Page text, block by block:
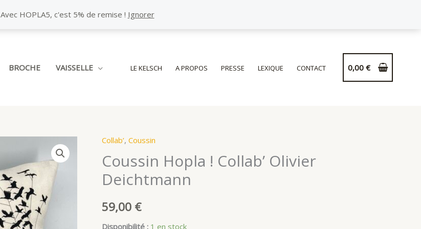
Avec HOPLA5, c'est 5% de remise ! Ignorer
BROCHE VAISSELLE LE KELSCH A PROPOS PRESSE LEXIQUE CONTACT 0,00 €
Collab’, Coussin
Coussin Hopla ! Collab’ Olivier
Deichtmann
59,00 €
Disponibilité : 1 en stock
Olivier